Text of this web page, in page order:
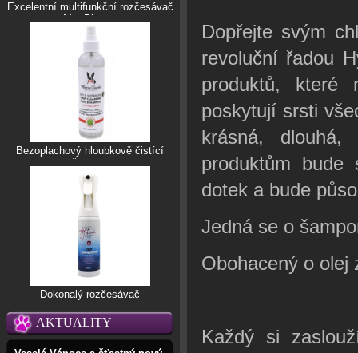
Excelentní multifunkční rozčesávač
Mat Blaster
Bezoplachový hloubkově čistící
šampon
Dokonalý rozčesávač
AKTUALITY
Dopřejte svým
revoluční řadou
produktů, které
poskytují srsti
krásná,
produktům
dotek a bude
Jedná se o
Obohacený o
Každý si